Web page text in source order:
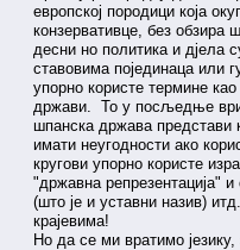
европској породици која
конзервативце, без обзира
десни но политика и дјела
ставовима појединаца или
упорно користе термине
држави. То у посљедње
шпанска држава представи
имати неугодности ако
кругови упорно користе
"државна репрезентација"
(што је и уставни назив)
крајевима!
Но да се ми вратимо